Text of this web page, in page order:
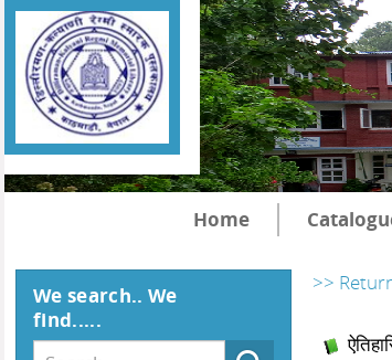
Home
>>
We search.. We
find.....